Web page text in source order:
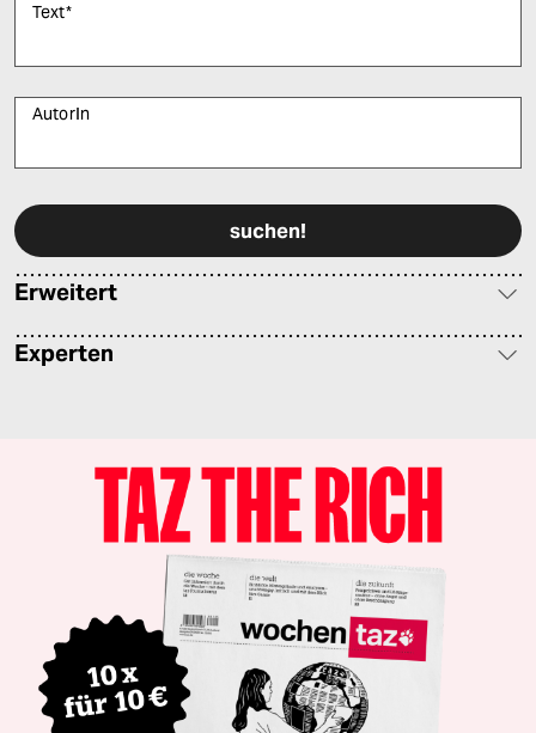
Text*
AutorIn
Erweitert
Experten